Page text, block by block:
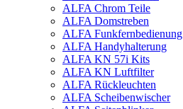
ALFA Chrom Teile
ALFA Domstreben
ALFA Funkfernbedienung
ALFA Handyhalterung
ALFA KN 57i Kits
ALFA KN Luftfilter
ALFA Rückleuchten
ALFA Scheibenwischer